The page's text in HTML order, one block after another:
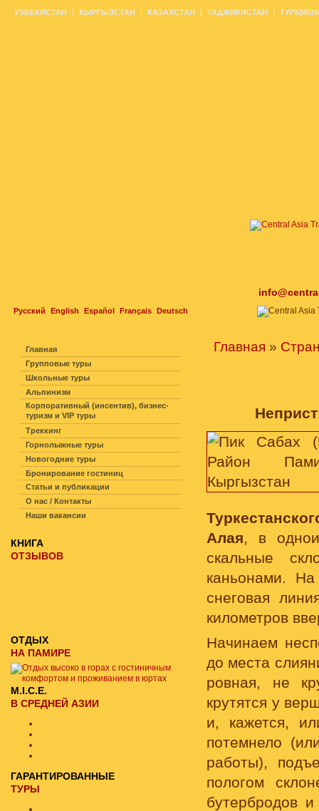
Русский English Español Français Deutsch
УЗБЕКИСТАН КЫРГЫЗСТАН КАЗАХСТАН ТАДЖИКИСТАН
Главная »
Алая, в
скальные
каньонами.
снеговая
километров
Начинаем
до места
ровная, не
крутятся у
и, кажется,
потемнело
работы),
пологом
бутербродов
Главная
Групповые туры
Школьные туры
Альпинизм
Корпоративный (инсентив), бизнес-
туризм и VIP туры
Треккинг
Горнолыжные туры
Новогодние туры
Бронирование гостиниц
Статьи и публикации
О нас / Контакты
Наши вакансии
КНИГА
ОТЗЫВОВ
ОТДЫХ
НА ПАМИРЕ
M.I.C.E.
В СРЕДНЕЙ АЗИИ
ГАРАНТИРОВАННЫЕ
ТУРЫ